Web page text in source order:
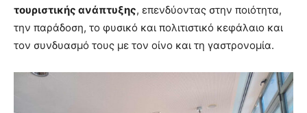
τουριστικής ανάπτυξης, επενδύοντας στην ποιότητα,
την παράδοση, το φυσικό και πολιτιστικό κεφάλαιο και
τον συνδυασμό τους με τον οίνο και τη γαστρονομία.